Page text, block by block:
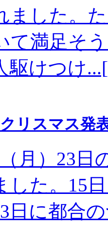
ました。
て満足そ
駆けつけ
リスマス
月）23日
した。15
日に都合